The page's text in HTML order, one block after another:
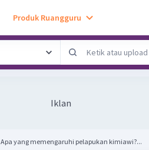
Produk Ruangguru
Iklan
Apa yang memengaruhi pelapukan kimiawi?...